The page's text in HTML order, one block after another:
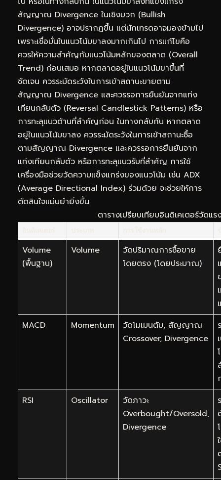
สัญญาณ Divergence ในเชิงบวก (Bullish
Divergence) อาจปรากฏขึ้น แต่นักเทรดอาจมองข้ามไป
เพราะเชื่อมั่นในแนวโน้มขาลงมากเกินไป การแก้ไขคือ
ควรให้ความสำคัญกับแนวโน้มหลักของตลาด (Overall
Trend) ก่อนเสมอ หากตลาดอยู่ในแนวโน้มขาขึ้นที่
ชัดเจน ควรระมัดระวังในการเข้าสถานะขายตาม
สัญญาณ Divergence และควรรอการยืนยันจากแท่ง
เทียนกลับตัว (Reversal Candlestick Patterns) หรือ
การทะลุแนวต้านที่สำคัญก่อน ในทางกลับกัน หากตลาด
อยู่ในแนวโน้มขาลง ควรระมัดระวังในการเข้าสถานะซื้อ
ตามสัญญาณ Divergence และควรรอการยืนยันจาก
แท่งเทียนกลับตัว หรือการทะลุแนวรับที่สำคัญ การใช้
เครื่องมือช่วยวัดความแข็งแกร่งของแนวโน้ม เช่น ADX
(Average Directional Index) ร่วมด้วย จะช่วยให้การ
ตัดสินใจแม่นยำยิ่งขึ้น
ตารางเปรียบเทียบอินดิเคเตอร์วัดแ
Volume
(พื้นฐาน)
Volume
วัดปริมาณการซื้อขาย
โดยตรง (โดยประมาณ)
MACD
Momentum
วัดโมเมนตัม, สัญญาณ
Crossover, Divergence
RSI
Oscillator
วัดภาวะ
Overbought/Oversold,
Divergence